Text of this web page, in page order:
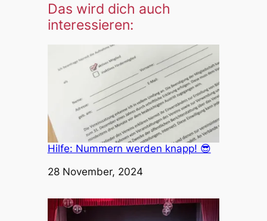
Das wird dich auch
interessieren:
Hilfe: Nummern werden knapp! 😎
Datum
28 November, 2024